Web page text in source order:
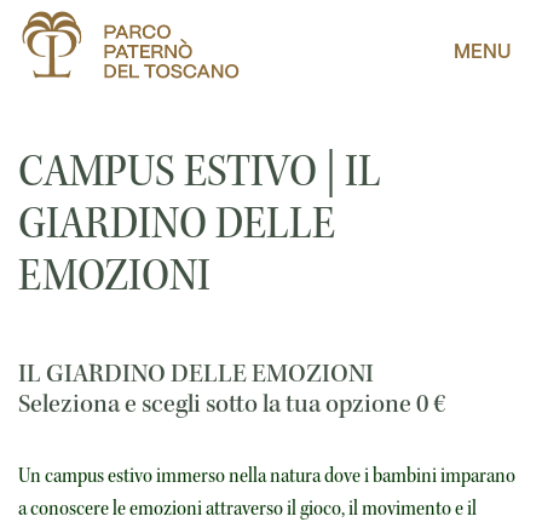
MENU
CAMPUS ESTIVO | IL
GIARDINO DELLE
EMOZIONI
IL GIARDINO DELLE EMOZIONI
Seleziona e scegli sotto la tua opzione0€
Un campus estivo immerso nella natura dove i bambini imparano
a conoscere le emozioni attraverso il gioco, il movimento e il